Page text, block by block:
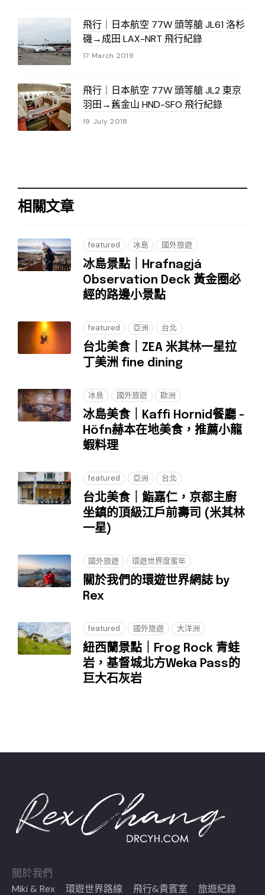
飛行｜日本航空 77W 頭等艙 JL61 洛杉
磯→成田 LAX-NRT 飛行紀錄
17 March 2019
飛行｜日本航空 77W 頭等艙 JL2 東京
羽田→舊金山 HND-SFO 飛行紀錄
19 July 2018
相關文章
featured 冰島 國外旅遊
冰島景點｜Hrafnagjá
Observation Deck 黃金圈必
經的路邊小景點
featured 亞洲 台北
台北美食｜ZEA 米其林一星拉
丁美洲 fine dining
冰島 國外旅遊 歐洲
冰島美食｜Kaffi Hornid餐廳 -
Höfn赫本在地美食，推薦小龍
蝦料理
featured 亞洲 台北
台北美食｜鮨嘉仁，京都主廚
坐鎮的頂級江戶前壽司 (米其林
一星)
國外旅遊 環遊世界度蜜年
關於我們的環遊世界網誌 by
Rex
featured 國外旅遊 大洋洲
紐西蘭景點｜Frog Rock 青蛙
岩，基督城北方Weka Pass的
巨大石灰岩
關於我們
Miki & Rex 環遊世界路線 飛行&貴賓室 旅遊紀錄